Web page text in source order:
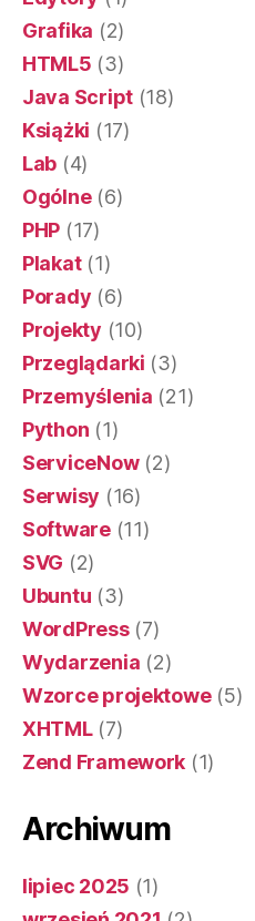
Grafika (2)
HTML5 (3)
Java Script (18)
Książki (17)
Lab (4)
Ogólne(6)
PHP (17)
Plakat(1)
Porady (6)
Projekty (10)
Przeglądarki (3)
Przemyślenia (21)
Python (1)
ServiceNow(2)
Serwisy (16)
Software(11)
SVG (2)
Ubuntu (3)
WordPress(7)
Wydarzenia (2)
Wzorce projektowe(5)
XHTML(7)
Zend Framework (1)
Archiwum
lipiec 2025 (1)